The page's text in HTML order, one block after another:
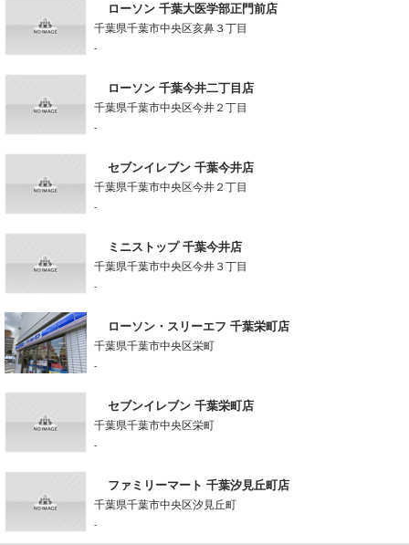
ローソン 千葉大医学部正門前店
千葉県千葉市中央区亥鼻３丁目
-
ローソン 千葉今井二丁目店
千葉県千葉市中央区今井２丁目
-
セブンイレブン 千葉今井店
千葉県千葉市中央区今井２丁目
-
ミニストップ 千葉今井店
千葉県千葉市中央区今井３丁目
-
ローソン・スリーエフ 千葉栄町店
千葉県千葉市中央区栄町
-
セブンイレブン 千葉栄町店
千葉県千葉市中央区栄町
-
ファミリーマート 千葉汐見丘町店
千葉県千葉市中央区汐見丘町
-